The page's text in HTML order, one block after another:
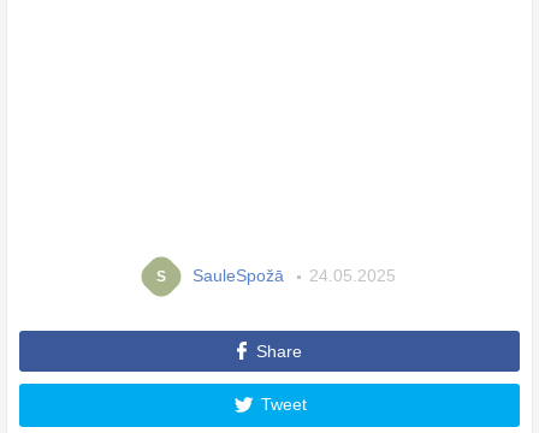
S SauleSpožā 24.05.2025
Share
Tweet